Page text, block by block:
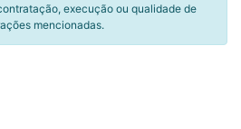
execução ou qualidade de
mencionadas.